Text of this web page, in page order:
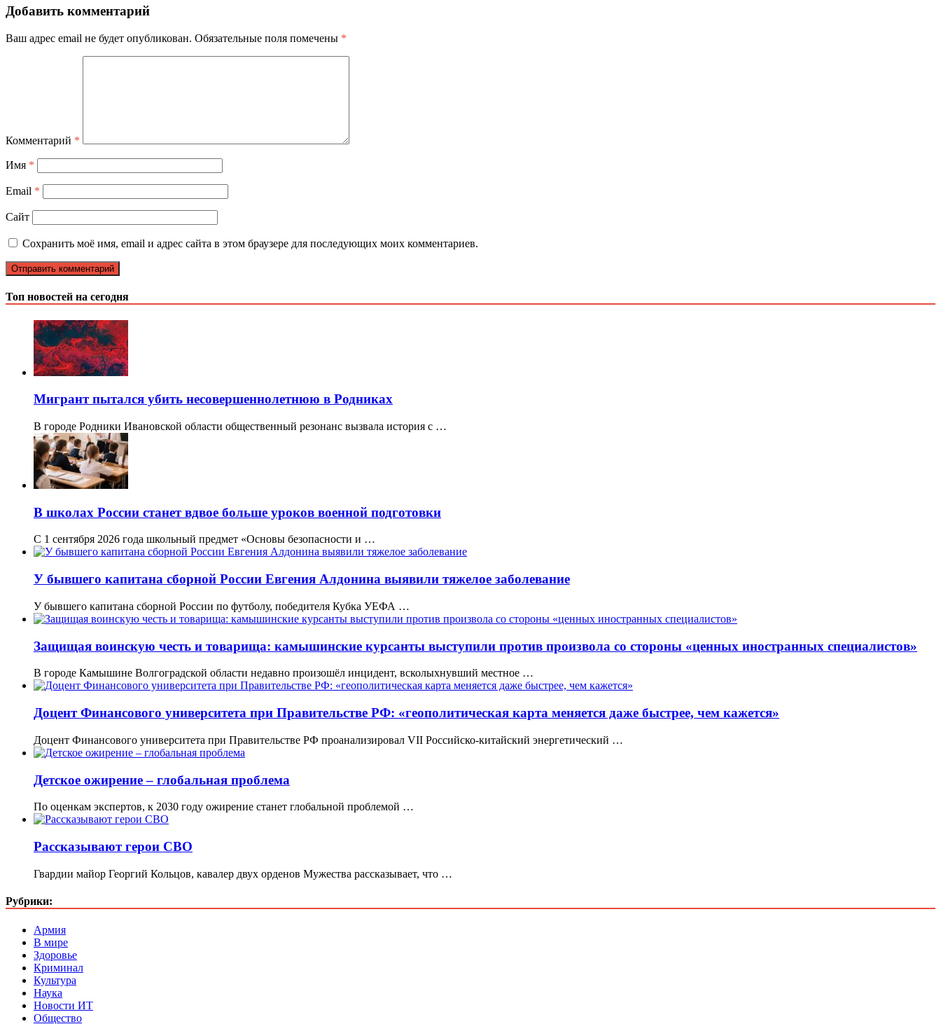
Добавить комментарий
Ваш адрес email не будет опубликован. Обязательные поля помечены *
Комментарий *
Имя *
Email *
Сайт
Сохранить моё имя, email и адрес сайта в этом браузере для последующих моих комментариев.
Топ новостей на сегодня
Мигрант пытался убить несовершеннолетнюю в Родниках
В городе Родники Ивановской области общественный резонанс вызвала история с …
В школах России станет вдвое больше уроков военной подготовки
С 1 сентября 2026 года школьный предмет «Основы безопасности и …
У бывшего капитана сборной России Евгения Алдонина выявили тяжелое заболевание
У бывшего капитана сборной России по футболу, победителя Кубка УЕФА …
Защищая воинскую честь и товарища: камышинские курсанты выступили против произвола со стороны «ценных иностранных специалистов»
В городе Камышине Волгоградской области недавно произошёл инцидент, всколыхнувший местное …
Доцент Финансового университета при Правительстве РФ: «геополитическая карта меняется даже быстрее, чем кажется»
Доцент Финансового университета при Правительстве РФ проанализировал VII Российско-китайский энергетический …
Детское ожирение – глобальная проблема
По оценкам экспертов, к 2030 году ожирение станет глобальной проблемой …
Рассказывают герои СВО
Гвардии майор Георгий Кольцов, кавалер двух орденов Мужества рассказывает, что …
Рубрики:
Армия
В мире
Здоровье
Криминал
Культура
Наука
Новости ИТ
Общество